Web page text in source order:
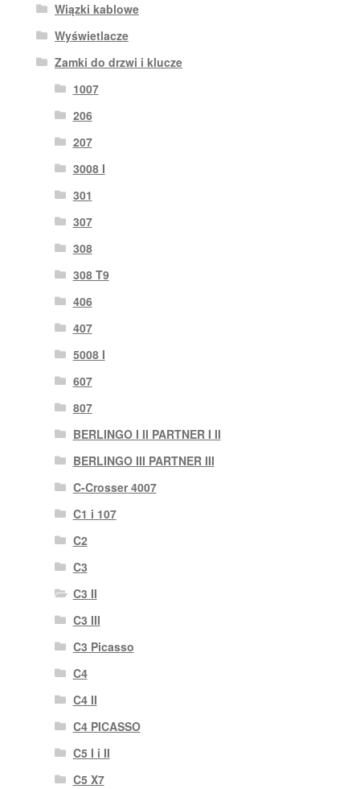
Wiązki kablowe
Wyświetlacze
Zamki do drzwi i klucze
1007
206
207
3008 I
301
307
308
308 T9
406
407
5008 I
607
807
BERLINGO I II PARTNER I II
BERLINGO III PARTNER III
C-Crosser 4007
C1 i 107
C2
C3
C3 II
C3 III
C3 Picasso
C4
C4 II
C4 PICASSO
C5 I i II
C5 X7